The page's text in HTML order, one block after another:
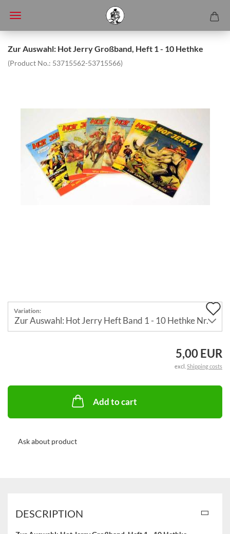
Zur Auswahl: Hot Jerry Großband, Heft 1 - 10 Hethke
(Product No.: 53715562-53715566)
Variation:
5,00 EUR
excl. Shipping costs
Add to cart
Ask about product
DESCRIPTION